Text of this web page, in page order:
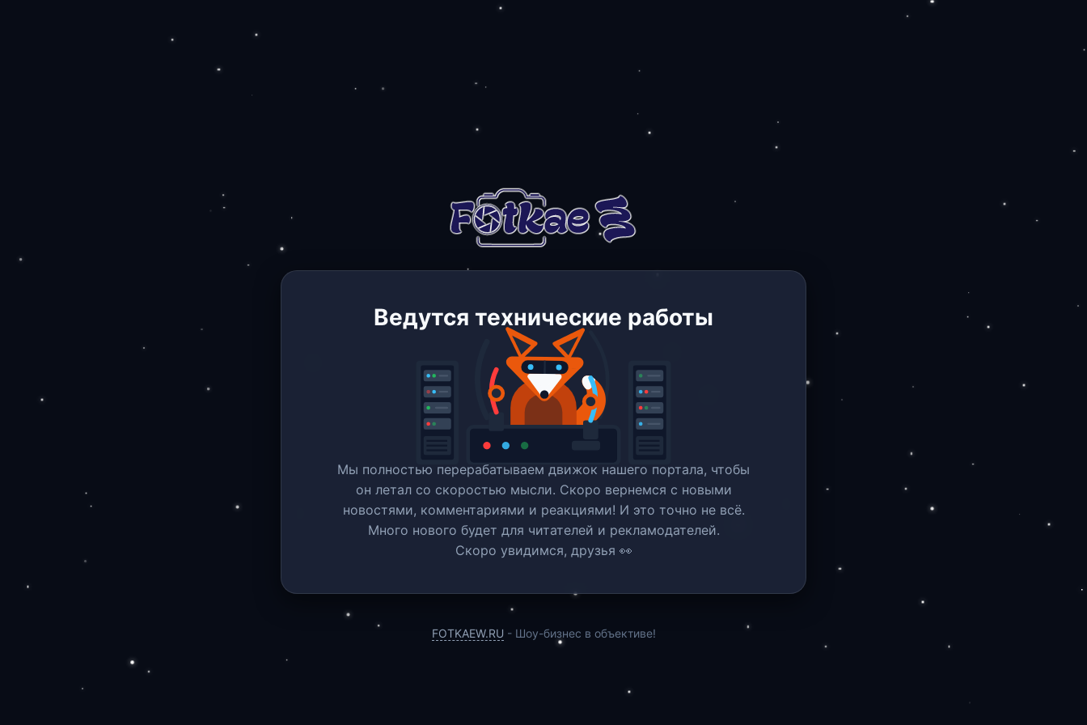
Ведутся технические работы
Мы полностью перерабатываем движок нашего портала, чтобы
он летал со скоростью мысли. Скоро вернемся c новыми
новостями, комментариями и реакциями! И это точно не всё.
Много нового будет для читателей и рекламодателей.
Скоро увидимся, друзья 👀
FOTKAEW.RU - Шоу-бизнес в объективе!